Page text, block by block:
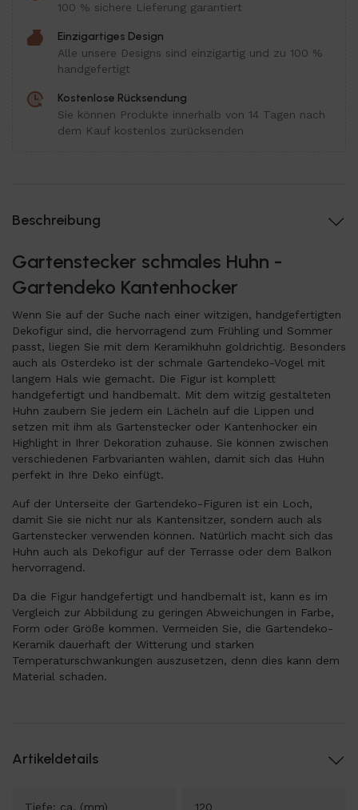
100 % sichere Lieferung garantiert
Einzigartiges Design
Alle unsere Designs sind einzigartig und zu 100 %
handgefertigt
Kostenlose Rücksendung
Sie können Produkte innerhalb von 14 Tagen nach
dem Kauf kostenlos zurücksenden
Beschreibung
Gartenstecker schmales Huhn -
Gartendeko Kantenhocker
Wenn Sie auf der Suche nach einer witzigen, handgefertigten
Dekofigur sind, die hervorragend zum Frühling und Sommer
passt, liegen Sie mit dem Keramikhuhn goldrichtig. Besonders
auch als Osterdeko ist der schmale Gartendeko-Vogel mit
langem Hals wie gemacht. Die Figur ist komplett
handgefertigt und handbemalt. Mit dem witzig gestalteten
Huhn zaubern Sie jedem ein Lächeln auf die Lippen und
setzen mit ihm als Gartenstecker oder Kantenhocker ein
Highlight in Ihrer Dekoration zuhause. Sie können zwischen
verschiedenen Farbvarianten wählen, damit sich das Huhn
perfekt in Ihre Deko einfügt.
Auf der Unterseite der Gartendeko-Figuren ist ein Loch,
damit Sie sie nicht nur als Kantensitzer, sondern auch als
Gartenstecker verwenden können. Natürlich macht sich das
Huhn auch als Dekofigur auf der Terrasse oder dem Balkon
hervorragend.
Da die Figur handgefertigt und handbemalt ist, kann es im
Vergleich zur Abbildung zu geringen Abweichungen in Farbe,
Form oder Größe kommen. Vermeiden Sie, die Gartendeko-
Keramik dauerhaft der Witterung und starken
Temperaturschwankungen auszusetzen, denn dies kann dem
Material schaden.
Artikeldetails
Tiefe: ca. (mm) 120